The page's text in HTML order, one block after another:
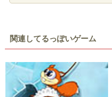
関連してるっぽいゲーム